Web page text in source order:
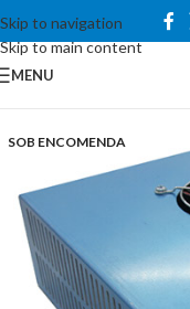
Skip to navigation
Skip to main content
MENU
SOB ENCOMENDA